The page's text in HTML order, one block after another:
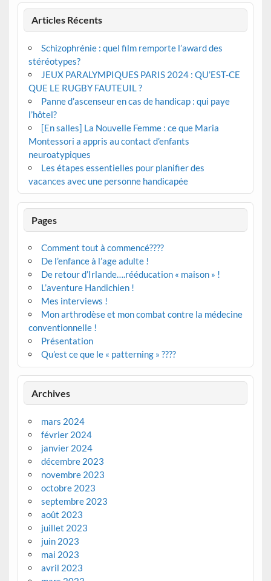
Articles Récents
Schizophrénie : quel film remporte l’award des
stéréotypes?
JEUX PARALYMPIQUES PARIS 2024 : QU’EST-CE
QUE LE RUGBY FAUTEUIL ?
Panne d’ascenseur en cas de handicap : qui paye
l’hôtel?
[En salles] La Nouvelle Femme : ce que Maria
Montessori a appris au contact d’enfants
neuroatypiques
Les étapes essentielles pour planifier des
vacances avec une personne handicapée
Pages
Comment tout à commencé????
De l’enfance à l’age adulte !
De retour d’Irlande….rééducation « maison » !
L’aventure Handichien !
Mes interviews !
Mon arthrodèse et mon combat contre la médecine
conventionnelle !
Présentation
Qu’est ce que le « patterning » ????
Archives
mars 2024
février 2024
janvier 2024
décembre 2023
novembre 2023
octobre 2023
septembre 2023
août 2023
juillet 2023
juin 2023
mai 2023
avril 2023